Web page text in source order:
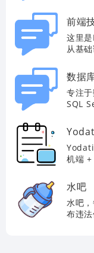
这里
Web
前端
这里
从基
程师
进你
数据
专注
SQL
更有
能。
机端 +
水吧
水吧
布违